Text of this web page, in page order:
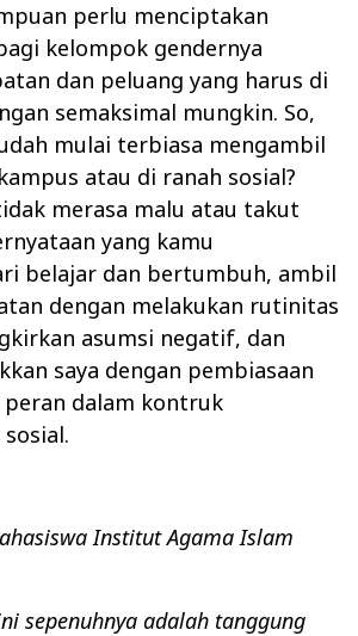
perlu menciptakan
kelompok gendernya
dan peluang yang harus di
semaksimal mungkin. So,
mulai terbiasa mengambil
atau di ranah sosial?
merasa malu atau takut
yang kamu
belajar dan bertumbuh, ambil
dengan melakukan rutinitas
asumsi negatif, dan
saya dengan pembiasaan
dalam kontruk
Institut Agama Islam
sepenuhnya adalah tanggung